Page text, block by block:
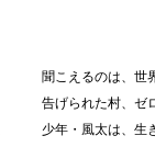
聞こえるのは、世
告げられた村、ゼ
少年・風太は、生